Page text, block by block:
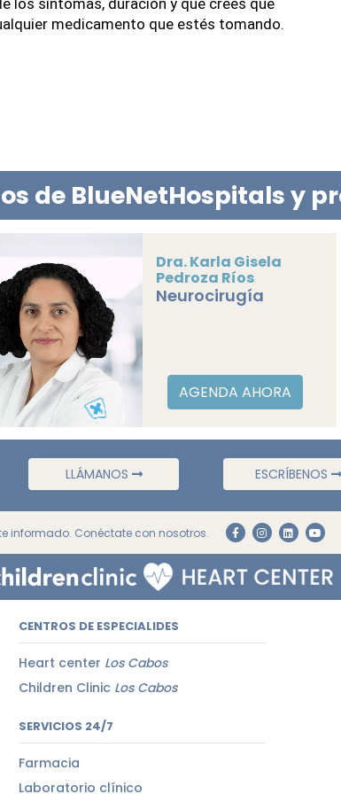
los síntomas, duración y qué crees que
medicamento que estés tomando.
de BlueNetHospitals y
Dra. Karla Gisela
Pedroza Ríos
Neurocirugía
AGENDA AHORA
LLÁMANOS ESCRÍBENOS
informado. Conéctate con nosotros.
CENTROS DE ESPECIALIDES
Heart center Los Cabos
Children Clinic Los Cabos
SERVICIOS 24/7
Farmacia
Laboratorio clínico